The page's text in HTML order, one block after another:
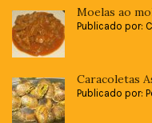
Moelas ao
Publicado por:
Caracoletas
Publicado por: